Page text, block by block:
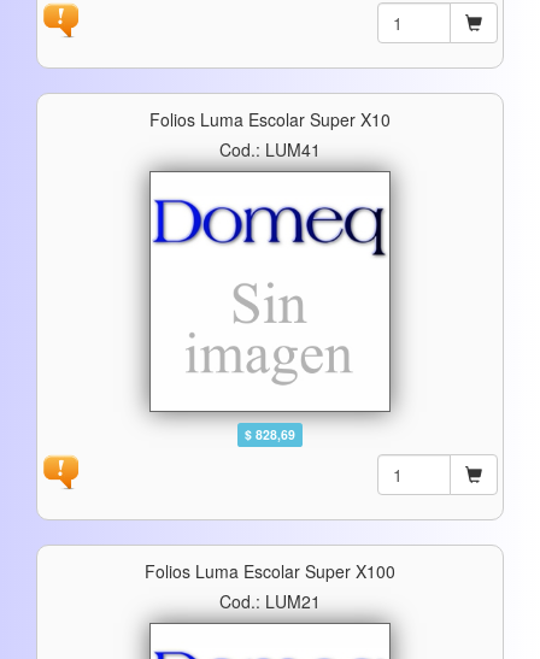
Folios Luma Escolar Super X10
Cod.: LUM41
$ 828,69
Folios Luma Escolar Super X100
Cod.: LUM21